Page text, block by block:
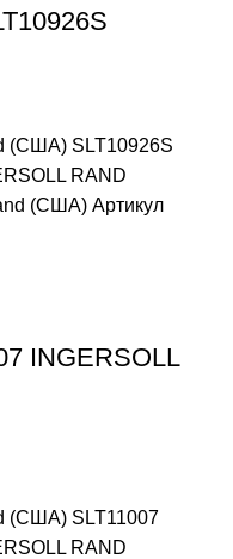
(США) SLT10926S
RAND
(США) Артикул
INGERSOLL
(США) SLT11007
RAND